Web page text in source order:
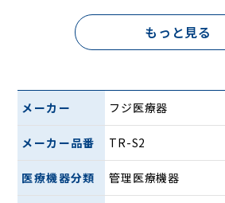
TR-S2は背もたれと座面を繋ぐ生地が
で、低身長の方でも座面にクッション
2つの専用メカで首・肩と背中
もみほぐす「ダブルもみほぐ
もっと見る
メーカー フジ医療器
メーカー品番 TR-S2
医療機器分類 管理医療機器